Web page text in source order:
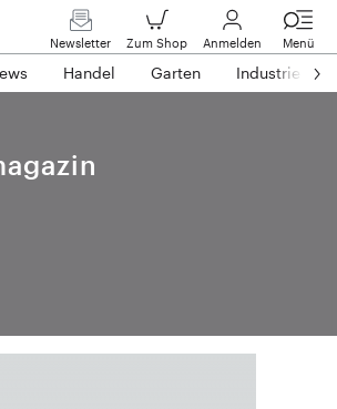
Newsletter Zum Shop Anmelden Menü
Handel Garten Industrie